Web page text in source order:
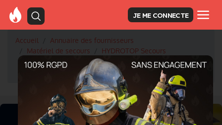
JE ME CONNECTE
Accueil
Annuaire des fournisseurs
Matériel de secours
HYDROTOP Secours
MANNEQUIN HAUTEUR - Un outil indispensable pour
les équipes SMP / GRIMP